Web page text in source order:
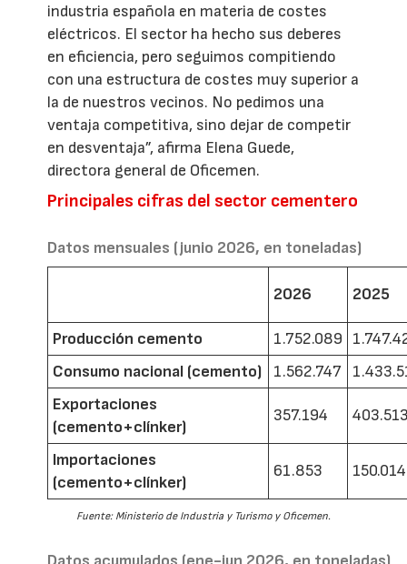
industria española en materia de costes
eléctricos. El sector ha hecho sus deberes
en eficiencia, pero seguimos compitiendo
con una estructura de costes muy superior a
la de nuestros vecinos. No pedimos una
ventaja competitiva, sino dejar de competir
en desventaja”, afirma Elena Guede,
directora general de Oficemen.
Principales cifras del sector cementero
Datos mensuales (junio 2026, en toneladas)
2026 2025
Producción cemento 1.752.089
Consumo nacional (cemento)
1.562.747
Exportaciones
(cemento+clínker)
357.194
Importaciones
(cemento+clínker)
61.853 150.014
Fuente: Ministerio de Industria y Turismo y Oficemen.